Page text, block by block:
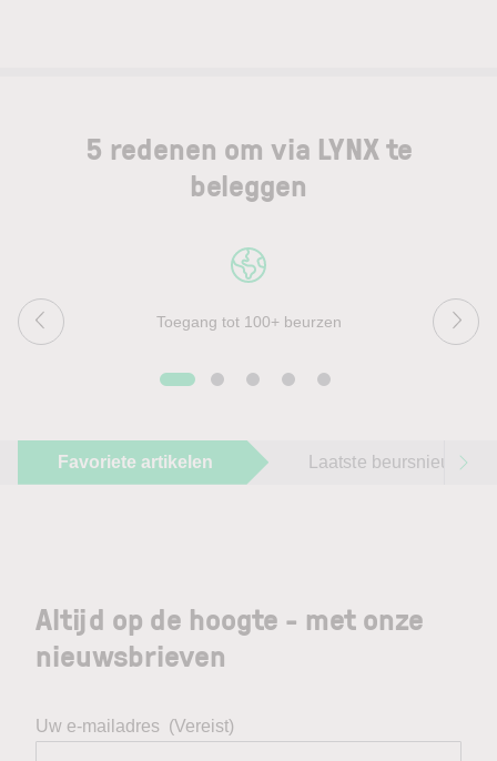
5 redenen om via LYNX te
beleggen
Toegang tot 100+ beurzen
Favoriete artikelen Laatste beursnieuws
Altijd op de hoogte - met onze
nieuwsbrieven
Uw e-mailadres (Vereist)